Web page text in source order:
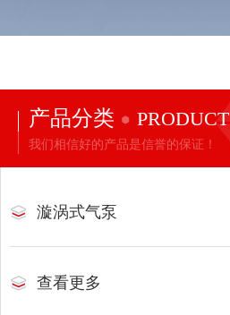
产品分类 PRODUCT
我们相信好的产品是信誉的保证！
漩涡式气泵
查看更多